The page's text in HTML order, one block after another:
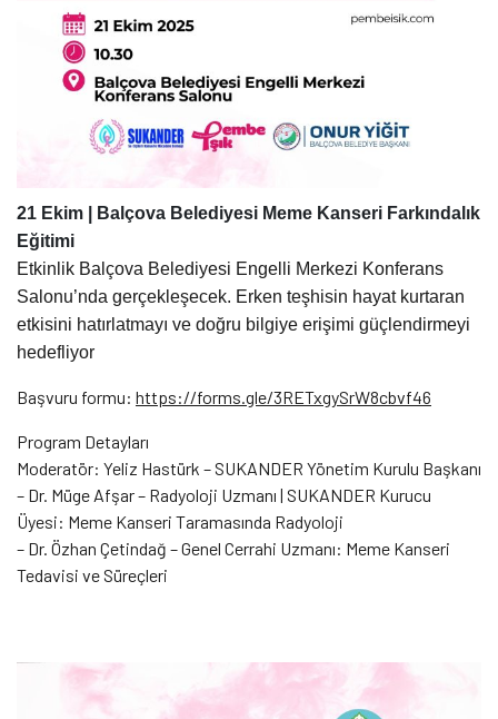
21 Ekim | Balçova Belediyesi Meme Kanseri Farkındalık
Eğitimi
Etkinlik Balçova Belediyesi Engelli Merkezi Konferans
Salonu’nda gerçekleşecek. Erken teşhisin hayat kurtaran
etkisini hatırlatmayı ve doğru bilgiye erişimi güçlendirmeyi
hedefliyor
Başvuru formu: https://forms.gle/3RETxgySrW8cbvf46
Program Detayları
Moderatör: Yeliz Hastürk – SUKANDER Yönetim Kurulu Başkanı
– Dr. Müge Afşar – Radyoloji Uzmanı | SUKANDER Kurucu
Üyesi: Meme Kanseri Taramasında Radyoloji
– Dr. Özhan Çetindağ – Genel Cerrahi Uzmanı: Meme Kanseri
Tedavisi ve Süreçleri